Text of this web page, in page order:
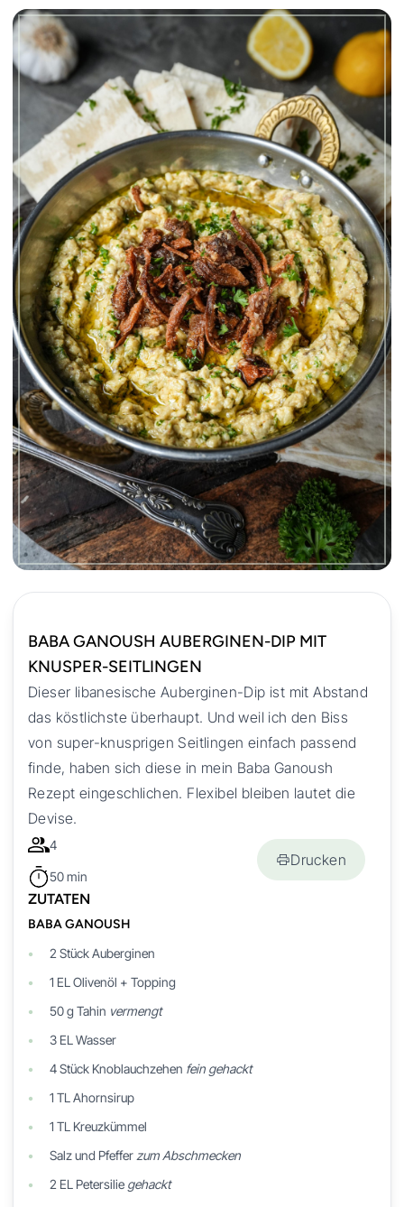
BABA GANOUSH AUBERGINEN-DIP MIT
KNUSPER-SEITLINGEN
Dieser libanesische Auberginen-Dip ist mit Abstand
das köstlichste überhaupt. Und weil ich den Biss
von super-knusprigen Seitlingen einfach passend
finde, haben sich diese in mein Baba Ganoush
Rezept eingeschlichen. Flexibel bleiben lautet die
Devise.
4
50 min
Drucken
ZUTATEN
BABA GANOUSH
2 StückAuberginen
1 EL Olivenöl + Topping
50g Tahin vermengt
3 EL Wasser
4Stück Knoblauchzehen fein gehackt
1 TL Ahornsirup
1 TL Kreuzkümmel
Salz und Pfeffer zum Abschmecken
2 EL Petersilie gehackt